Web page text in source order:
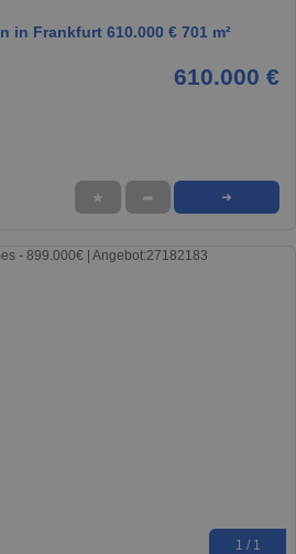
in Frankfurt 610.000 € 701 m²
610.000 €
★ ➦ ➜
1 / 1